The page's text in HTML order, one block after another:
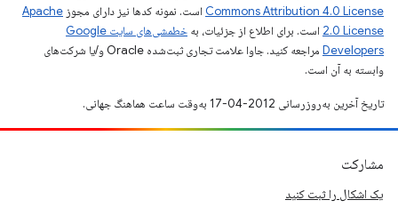
Commons Attribution 4.0 License است. نمونه کدها نیز دارای مجوز Apache
2.0 License است. برای اطلاع از جزئیات، به
خطمشی‌های سایت Google
Developers‏
مراجعه کنید. جاوا علامت تجاری ثبت‌شده Oracle و/یا شرکت‌های
وابسته به آن است.
تاریخ آخرین به‌روزرسانی 2012-04-17 به‌وقت ساعت هماهنگ جهانی.
مشارکت
یک اشکال را ثبت کنید